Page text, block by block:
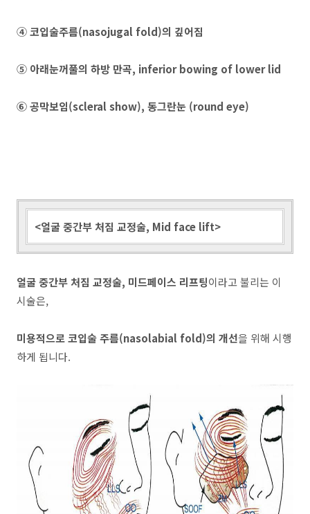
④ 코입술주름(nasojugal fold)의 깊어짐
⑤ 아래눈꺼풀의 하방 만곡, inferior bowing of lower lid
⑥ 공막보임(scleral show), 동그란눈 (round eye)
<얼굴 중간부 처짐 교정술, Mid face lift>
얼굴 중간부 처짐 교정술, 미드페이스 리프팅이라고 불리는 이
시술은,
미용적으로 코입술 주름(nasolabial fold)의 개선을 위해 시행
하게 됩니다.